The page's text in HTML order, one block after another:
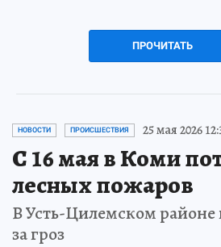
ПРОЧИТАТЬ
НОВОСТИ ПРОИСШЕСТВИЯ 25 мая 2026
С 16 мая в Коми
лесных пожаров
В Усть-Цилемском районе
за гроз